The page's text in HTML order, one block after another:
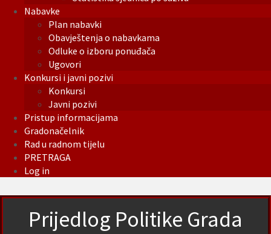
Nabavke
Plan nabavki
Obavještenja o nabavkama
Odluke o izboru ponuđača
Ugovori
Konkursi i javni pozivi
Konkursi
Javni pozivi
Pristup informacijama
Gradonačelnik
Rad u radnom tijelu
PRETRAGA
Log in
Prijedlog Politike Grada